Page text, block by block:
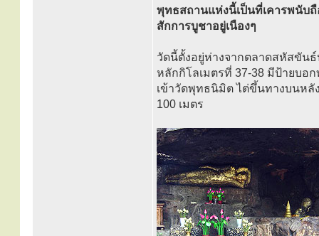
พุทธสถานแห่งนี้เป็นที่เคารพนับ
สักการบูชาอยู่เนืองๆ
วัดนี้ตั้งอยู่ห่างจากตลาดสหัสขันธ์
หลักกิโลเมตรที่ 37-38 มีป้ายบอ
เข้าวัดพุทธนิมิต ไต่ขึ้นทางบนหลั
100 เมตร